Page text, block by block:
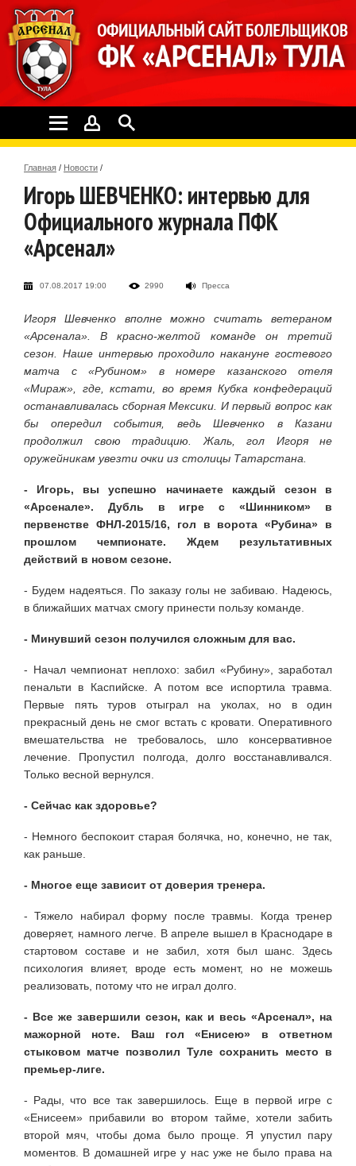
Главная / Новости /
Игорь ШЕВЧЕНКО: интервью для
Официального журнала ПФК
«Арсенал»
07.08.2017 19:00 2990 Пресса
Игоря Шевченко вполне можно считать ветераном
«Арсенала». В красно-желтой команде он третий
сезон. Наше интервью проходило накануне гостевого
матча с «Рубином» в номере казанского отеля
«Мираж», где, кстати, во время Кубка конфедераций
останавливалась сборная Мексики. И первый вопрос как
бы опередил события, ведь Шевченко в Казани
продолжил свою традицию. Жаль, гол Игоря не
оружейникам увезти очки из столицы Татарстана.
- Игорь, вы успешно начинаете каждый сезон в
«Арсенале». Дубль в игре с «Шинником» в
первенстве ФНЛ-2015/16, гол в ворота «Рубина» в
прошлом чемпионате. Ждем результативных
действий в новом сезоне.
- Будем надеяться. По заказу голы не забиваю. Надеюсь,
в ближайших матчах смогу принести пользу команде.
- Минувший сезон получился сложным для вас.
- Начал чемпионат неплохо: забил «Рубину», заработал
пенальти в Каспийске. А потом все испортила травма.
Первые пять туров отыграл на уколах, но в один
прекрасный день не смог встать с кровати. Оперативного
вмешательства не требовалось, шло консервативное
лечение. Пропустил полгода, долго восстанавливался.
Только весной вернулся.
- Сейчас как здоровье?
- Немного беспокоит старая болячка, но, конечно, не так,
как раньше.
- Многое еще зависит от доверия тренера.
- Тяжело набирал форму после травмы. Когда тренер
доверяет, намного легче. В апреле вышел в Краснодаре в
стартовом составе и не забил, хотя был шанс. Здесь
психология влияет, вроде есть момент, но не можешь
реализовать, потому что не играл долго.
- Все же завершили сезон, как и весь «Арсенал», на
мажорной ноте. Ваш гол «Енисею» в ответном
стыковом матче позволил Туле сохранить место в
премьер-лиге.
- Рады, что все так завершилось. Еще в первой игре с
«Енисеем» прибавили во втором тайме, хотели забить
второй мяч, чтобы дома было проще. Я упустил пару
моментов. В домашней игре у нас уже не было права на